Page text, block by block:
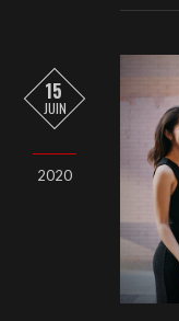
15
JUIN
2020